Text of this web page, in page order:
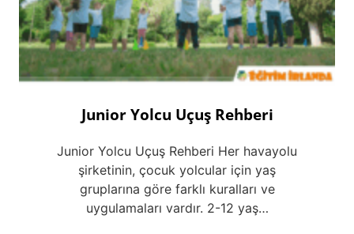
Junior Yolcu Uçuş Rehberi
Junior Yolcu Uçuş Rehberi Her havayolu
şirketinin, çocuk yolcular için yaş
gruplarına göre farklı kuralları ve
uygulamaları vardır. 2-12 yaş…